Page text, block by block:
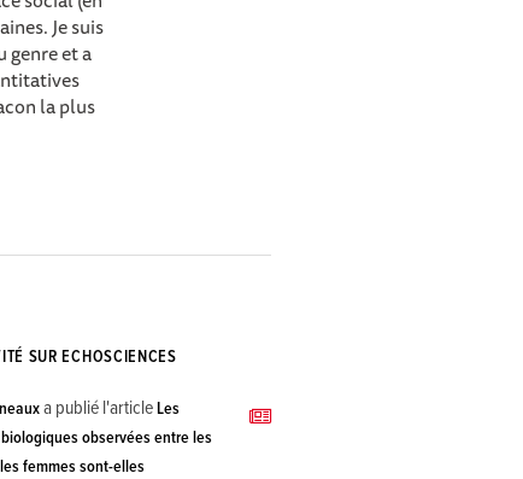
Je suis
genre et a
la plus
SUR ECHOSCIENCES
a publié l'articleLes
observées entre les
femmes sont-elles